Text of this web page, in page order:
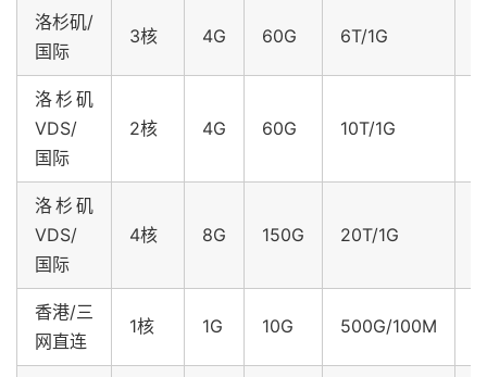
洛杉矶/
国际
3核 4G 60G 6T/1G
洛杉矶
VDS/
国际
2核 4G 60G 10T/1G
洛杉矶
VDS/
国际
4核 8G 150G 20T/1G
香港/三
网直连
1核 1G 10G 500G/100M